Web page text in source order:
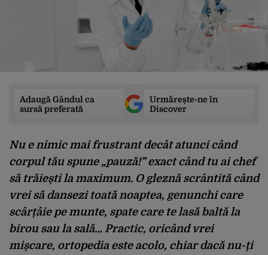
Adaugă Gândul ca
sursă preferată
Urmărește-ne în
Discover
Nu e nimic mai frustrant decât atunci când
corpul tău spune „pauză!” exact când tu ai chef
să trăiești la maximum. O gleznă scrântită când
vrei să dansezi toată noaptea, genunchi care
scârțâie pe munte, spate care te lasă baltă la
birou sau la sală… Practic, oricând vrei
mișcare, ortopedia este acolo, chiar dacă nu-ți